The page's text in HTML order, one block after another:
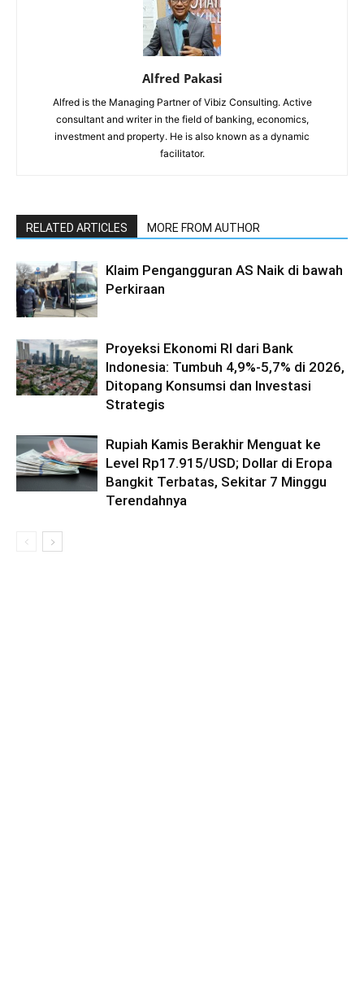
Alfred Pakasi
Alfred is the Managing Partner of Vibiz Consulting. Active
consultant and writer in the field of banking, economics,
investment and property. He is also known as a dynamic
facilitator.
RELATED ARTICLES MORE FROM AUTHOR
Klaim Pengangguran AS Naik di bawah
Perkiraan
Proyeksi Ekonomi RI dari Bank
Indonesia: Tumbuh 4,9%-5,7% di 2026,
Ditopang Konsumsi dan Investasi
Strategis
Rupiah Kamis Berakhir Menguat ke
Level Rp17.915/USD; Dollar di Eropa
Bangkit Terbatas, Sekitar 7 Minggu
Terendahnya